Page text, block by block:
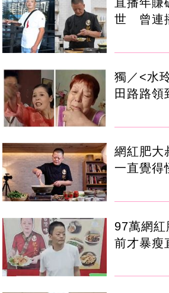
世 曾連
獨／<水
田路路領
網紅肥大
一直覺得
97萬網
前才暴瘦